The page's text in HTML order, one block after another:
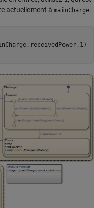
actuellement à mainCharge.